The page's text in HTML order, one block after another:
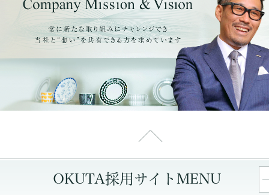
OKUTA採用サイトMENU